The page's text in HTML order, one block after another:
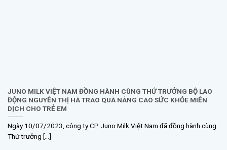
JUNO MILK VIỆT NAM ĐỒNG HÀNH CÙNG THỨ TRƯỞNG BỘ LAO
ĐỘNG NGUYỄN THỊ HÀ TRAO QUÀ NÂNG CAO SỨC KHỎE MIỄN
DỊCH CHO TRẺ EM
Ngày 10/07/2023, công ty CP Juno Milk Việt Nam đã đồng hành cùng
Thứ trưởng [...]